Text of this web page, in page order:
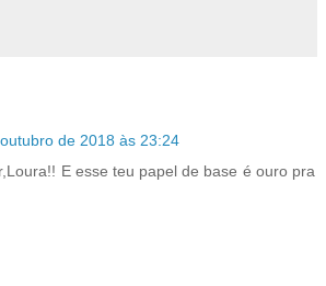
de 2018 às 23:24
E esse teu papel de base é ouro pra